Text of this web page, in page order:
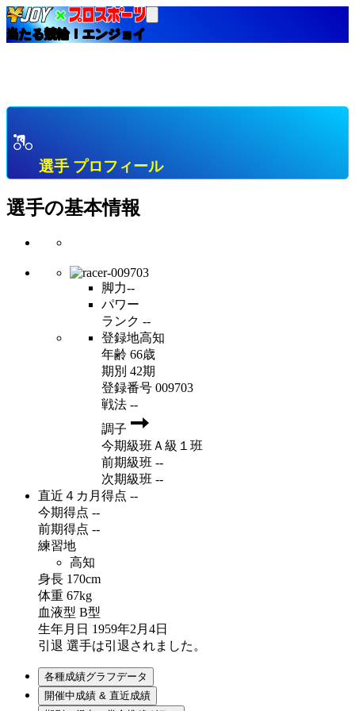
当たる競輪！エンジョイ
選手 プロフィール
選手の基本情報
脚力--
パワー
ランク --
登録地高知
年齢 66歳
期別 42期
登録番号 009703
戦法 --
調子
今期級班 Ａ級１班
前期級班 --
次期級班 --
直近４カ月得点 --
今期得点 --
前期得点 --
練習地
高知
身長 170cm
体重 67kg
血液型 B型
生年月日 1959年2月4日
引退 選手は引退されました。
各種成績グラフデータ
開催中成績 & 直近成績